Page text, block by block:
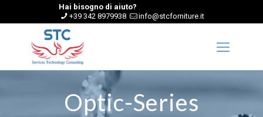
Hai bisogno di aiuto?
+39 342 8979938
info@stcforniture.it
Optic-Series